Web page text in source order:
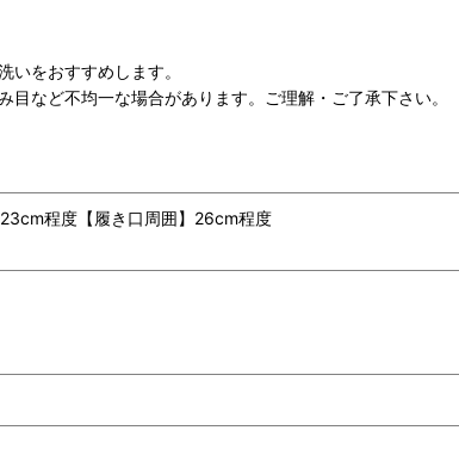
いをおすすめします。
目など不均一な場合があります。ご理解・ご了承下さい。
程度【履き口周囲】26cm程度